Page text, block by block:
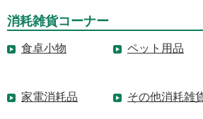
消耗雑貨コーナー
食卓小物 ペット用品
家電消耗品 その他消耗雑